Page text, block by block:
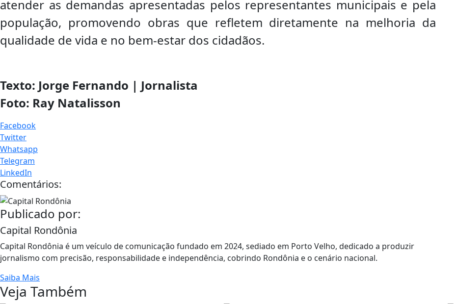
atender as demandas apresentadas pelos representantes municipais e pela
população, promovendo obras que refletem diretamente na melhoria da
qualidade de vida e no bem-estar dos cidadãos.
Texto: Jorge Fernando | Jornalista
Foto: Ray Natalisson
Facebook
Twitter
Whatsapp
Telegram
LinkedIn
Comentários:
Publicado por:
Capital Rondônia
Capital Rondônia é um veículo de comunicação fundado em 2024, sediado em Porto Velho, dedicado a produzir
jornalismo com precisão, responsabilidade e independência, cobrindo Rondônia e o cenário nacional.
Saiba Mais
Veja Também